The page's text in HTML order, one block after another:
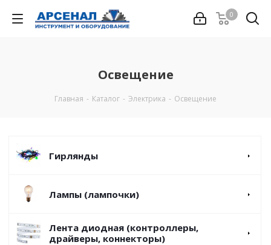
0
Освещение
Главная - Каталог - Электрика - Освещение
Гирлянды
Лампы (лампочки)
Лента диодная (контроллеры,
драйверы, коннекторы)